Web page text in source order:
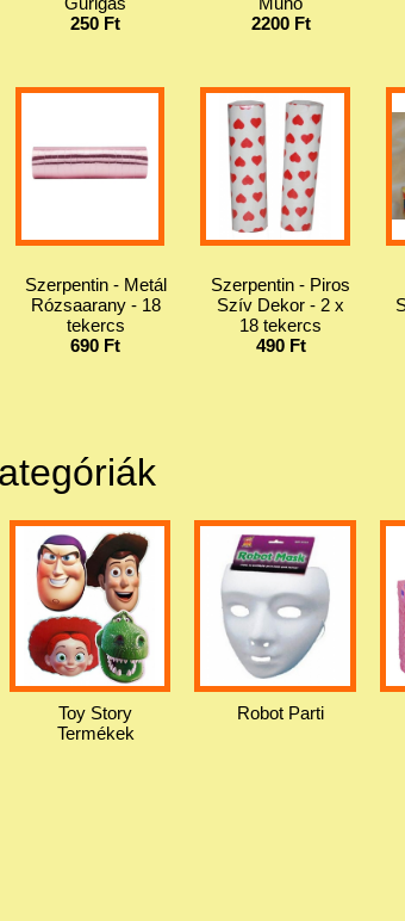
250 Ft
2200 Ft
Szerpentin - Metál
Rózsaarany - 18
tekercs
690 Ft
Szerpentin - Piros
Szív Dekor - 2 x
18 tekercs
490 Ft
Toy Story
Termékek
Robot Parti